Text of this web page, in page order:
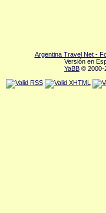
Argentina Travel Net -
Versión en
YaBB © 2000-